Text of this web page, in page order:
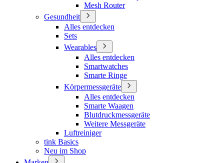
Mesh Router
Gesundheit
Alles entdecken
Sets
Wearables
Alles entdecken
Smartwatches
Smarte Ringe
Körpermessgeräte
Alles entdecken
Smarte Waagen
Blutdruckmessgeräte
Weitere Messgeräte
Luftreiniger
tink Basics
Neu im Shop